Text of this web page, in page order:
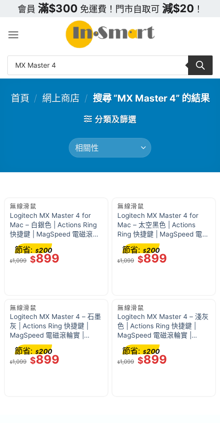
content
會員 滿$300 免運費！門市自取可 減$20 ！
Products
search
首頁 / 網上商店 / 搜尋 “MX Master 4” 的結果
分類及篩選
無線滑鼠
Logitech MX Master 4 for
Mac – 白銀色 | Actions Ring
快捷鍵 | MagSpeed 電磁滾輪
實 | 8,000 DPI 感應器 | 910-
007578
$1,099 $899
節省: $200
無線滑鼠
Logitech MX Master 4 for
Mac – 太空黑色 | Actions
Ring 快捷鍵 | MagSpeed 電磁
滾輪實 | 8,000 DPI 感應器 |
910-007579
$1,099 $899
節省: $200
無線滑鼠
Logitech MX Master 4 – 石墨
灰 | Actions Ring 快捷鍵 |
MagSpeed 電磁滾輪實 |
8,000 DPI 感應器 | 910-
007565
$1,099 $899
節省: $200
無線滑鼠
Logitech MX Master 4 – 淺灰
色 | Actions Ring 快捷鍵 |
MagSpeed 電磁滾輪實 |
8,000 DPI 感應器 | 910-
007566
$1,099 $899
節省: $200